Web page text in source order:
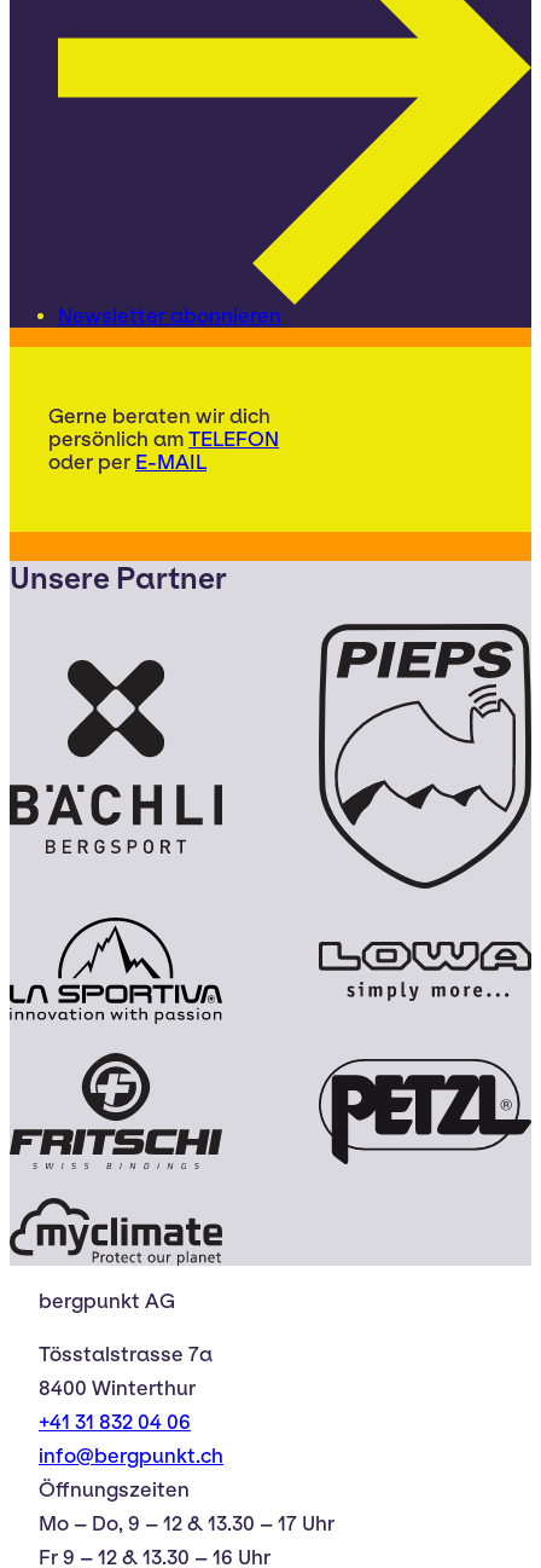
Newsletter abonnieren
Gerne beraten wir dich
persönlich am TELEFON
oder per E-MAIL
Unsere Partner
bergpunkt AG
Tösstalstrasse 7a
8400 Winterthur
+41 31 832 04 06
info@bergpunkt.ch
Öffnungszeiten
Mo – Do, 9 – 12 & 13.30 – 17 Uhr
Fr 9 – 12 & 13.30 – 16 Uhr